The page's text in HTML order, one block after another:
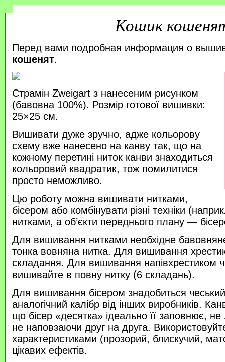
Кошик
Перед вами подробная информация о
кошенят.
Страмін Zweigart з нанесеним рисунком
(бавовна 100%). Розмір готової вишивки:
25×25 см.
Вишивати дуже зручно, адже кольорову
схему вже нанесено на канву так, що на
кожному перетині ниток канви знаходиться
кольоровий квадратик, тож помилитися
просто неможливо.
Цю роботу можна вишивати нитками,
бісером або комбінувати різні техніки
нитками, а об’єкти переднього плану —
Для вишивання нитками необхідне
тонка вовняна нитка. Для вишивання
складання. Для вишивання напівхрестиком
вишивайте в повну нитку (6 складань).
Для вишивання бісером знадобиться
аналогічний калібр від інших виробників.
що бісер «десятка» ідеально її заповнює,
не наповзаючи друг на друга.
характеристиками (прозорий, блискучий,
цікавих ефектів.